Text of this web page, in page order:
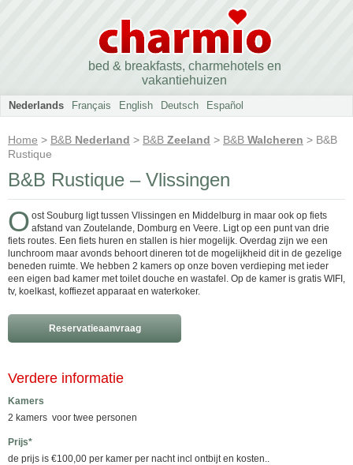
bed & breakfasts, charmehotels en
vakantiehuizen
Nederlands Français English Deutsch Español
Home > B&B Nederland > B&B Zeeland > B&B Walcheren > B&B
Rustique
B&B Rustique – Vlissingen
O ost Souburg ligt tussen Vlissingen en Middelburg in maar ook op fiets
afstand van Zoutelande, Domburg en Veere. Ligt op een punt van drie
fiets routes. Een fiets huren en stallen is hier mogelijk. Overdag zijn we een
lunchroom maar avonds behoort dineren tot de mogelijkheid dit in de gezelige
beneden ruimte. We hebben 2 kamers op onze boven verdieping met ieder
een eigen bad kamer met toilet douche en wastafel. Op de kamer is gratis WIFI,
tv, koelkast, koffiezet apparaat en waterkoker.
Reservatieaanvraag
Verdere informatie
Kamers
2 kamers voor twee personen
Prijs*
de prijs is €100,00 per kamer per nacht incl ontbijt en kosten..